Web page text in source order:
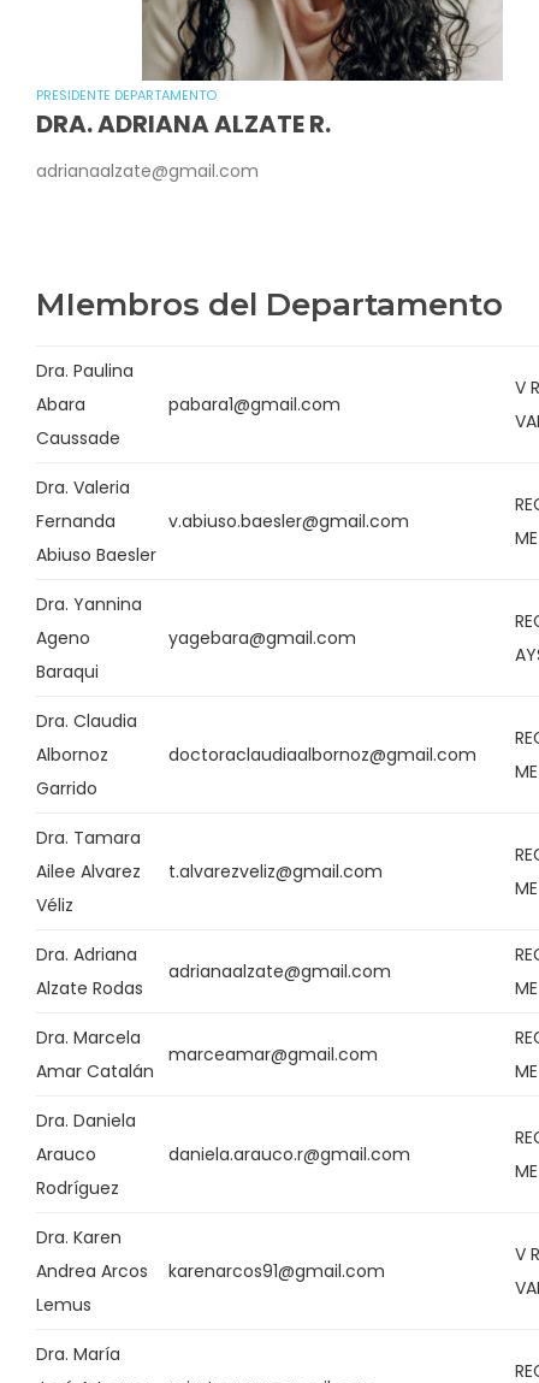
PRESIDENTE DEPARTAMENTO
DRA. ADRIANA ALZATE R.
adrianaalzate@gmail.com
MIembros del Departamento
Dra. Paulina
Abara
Caussade
pabara1@gmail.com
V
Dra. Valeria
Fernanda
Abiuso Baesler
v.abiuso.baesler@gmail.com
Dra. Yannina
Ageno
Baraqui
yagebara@gmail.com
Dra. Claudia
Albornoz
Garrido
doctoraclaudiaalbornoz@gmail.com
Dra. Tamara
Ailee Alvarez
Véliz
t.alvarezveliz@gmail.com
Dra. Adriana
Alzate Rodas
adrianaalzate@gmail.com
Dra. Marcela
Amar Catalán
marceamar@gmail.com
Dra. Daniela
Arauco
Rodríguez
daniela.arauco.r@gmail.com
Dra. Karen
Andrea Arcos
Lemus
karenarcos91@gmail.com
V
Dra. María